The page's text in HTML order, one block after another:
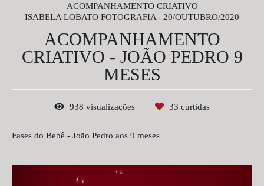
ACOMPANHAMENTO CRIATIVO
ISABELA LOBATO FOTOGRAFIA
20/OUTUBRO/2020
ACOMPANHAMENTO
CRIATIVO - JOÃO PEDRO 9
MESES
938 visualizações 33 curtidas
Fases do Bebê - João Pedro aos 9 meses